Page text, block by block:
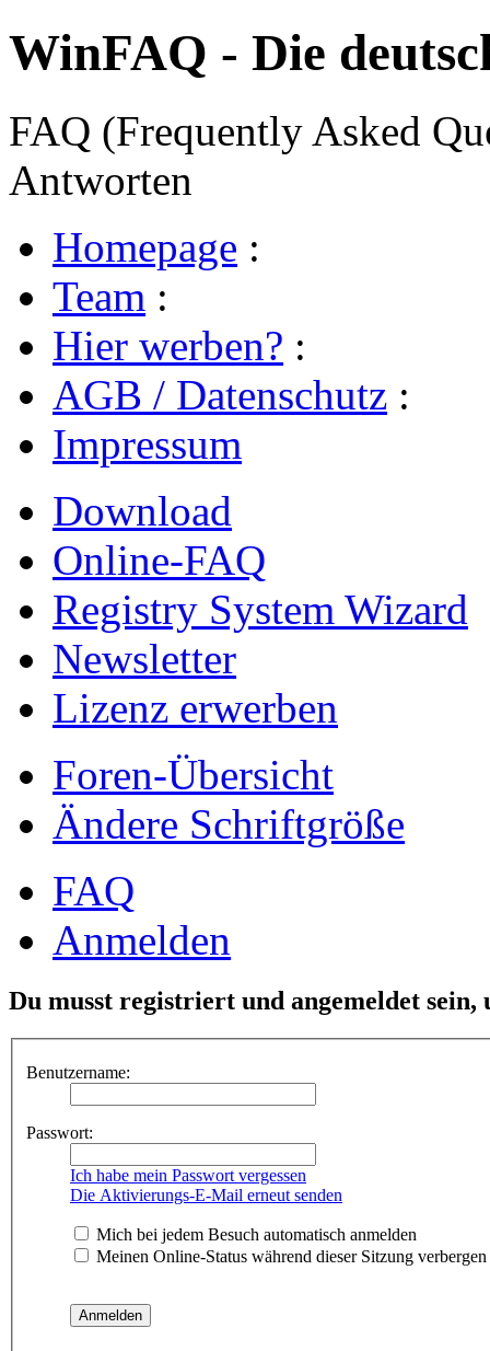
WinFAQ - Die
FAQ (Frequently Asked
Antworten
Homepage :
Team :
Hier werben? :
AGB / Datenschutz :
Impressum
Download
Online-FAQ
Registry System Wizard
Newsletter
Lizenz erwerben
Foren-Übersicht
Ändere Schriftgröße
FAQ
Anmelden
Du musst registriert und angemeldet sein,
Benutzername:
Passwort:
Ich habe mein Passwort vergessen
Die Aktivierungs-E-Mail erneut senden
Mich bei jedem Besuch automatisch anmelden
Meinen Online-Status während dieser Sitzung verbergen